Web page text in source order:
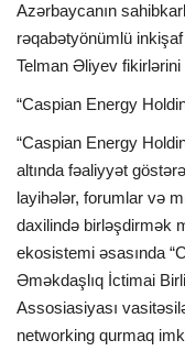
Azərbaycanın
rəqabətyönümlü
Telman Əliyev fikirlərini
“Caspian Energy
“Caspian Energy
altında fəaliyyət
layihələr, forumlar və
daxilində birləşdirmək
ekosistemi əsasında
Əməkdaşlıq İctimai
Assosiasiyası
networking qurmaq